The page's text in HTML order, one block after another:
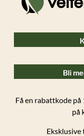
Ofte
Bli
Få en rabattkode på
på
Eksklusive